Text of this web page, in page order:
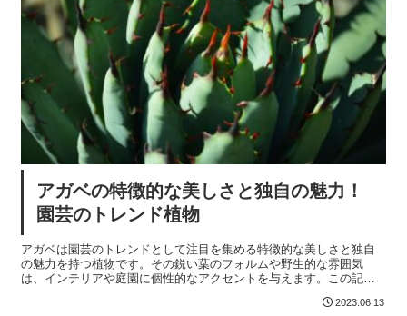
アガベの特徴的な美しさと独自の魅力！
園芸のトレンド植物
アガベは園芸のトレンドとして注目を集める特徴的な美しさと独自
の魅力を持つ植物です。その鋭い葉のフォルムや野生的な雰囲気
は、インテリアや庭園に個性的なアクセントを与えます。この記事
の特徴的な美しさと独自の魅力について紹介しています。
2023.06.13